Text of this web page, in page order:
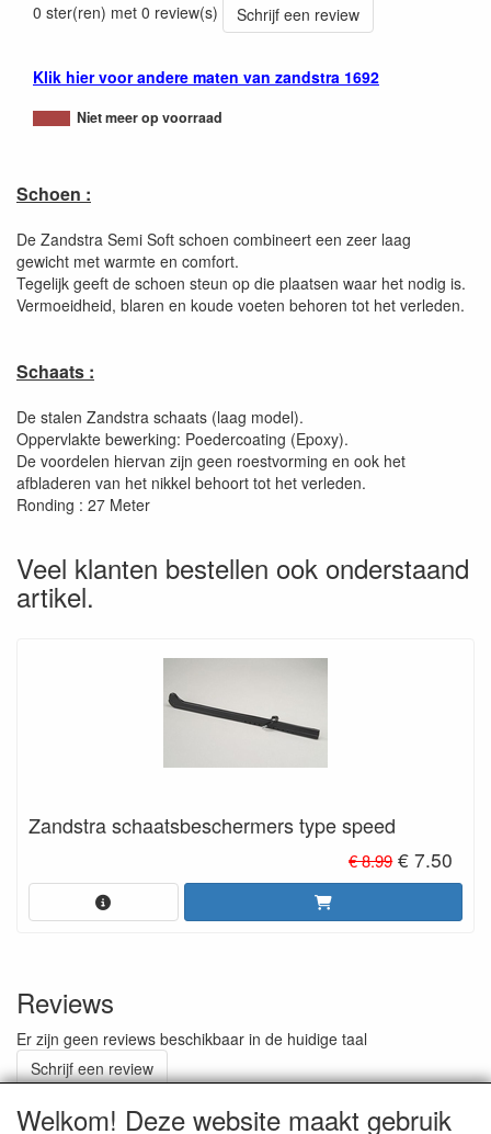
0 ster(ren) met 0 review(s)
Schrijf een review
Klik hier voor andere maten van zandstra 1692
Niet meer op voorraad
Schoen :
De Zandstra Semi Soft schoen combineert een zeer laag
gewicht met warmte en comfort.
Tegelijk geeft de schoen steun op die plaatsen waar het nodig is.
Vermoeidheid, blaren en koude voeten behoren tot het verleden.
Schaats :
De stalen Zandstra schaats (laag model).
Oppervlakte bewerking: Poedercoating (Epoxy).
De voordelen hiervan zijn geen roestvorming en ook het
afbladeren van het nikkel behoort tot het verleden.
Ronding : 27 Meter
Veel klanten bestellen ook onderstaand
artikel.
Zandstra schaatsbeschermers type speed
€ 8.99€ 7.50
Reviews
Er zijn geen reviews beschikbaar in de huidige taal
Schrijf een review
Welkom! Deze website maakt gebruik